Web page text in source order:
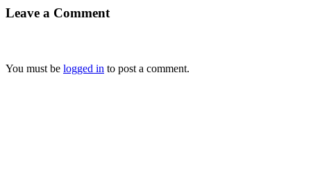
Leave a Comment
You must be logged in to post a comment.